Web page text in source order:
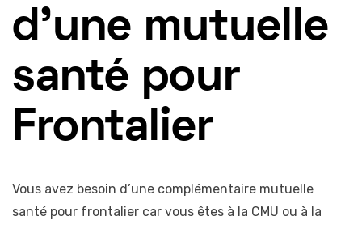
d'une mutuelle
santé pour
Frontalier
Vous avez besoin d’une complémentaire mutuelle
santé pour frontalier car vous êtes à la CMU ou à la